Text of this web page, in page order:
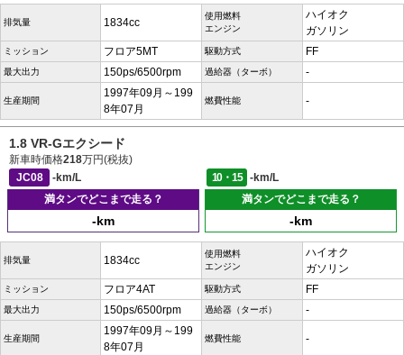
排気量 1834cc
使用燃料
エンジン
ハイオク
ガソリン
ミッション フロア5MT 駆動方式 FF
最大出力 150ps/6500rpm 過給器（ターボ） -
生産期間
1997年09月～199
8年07月
燃費性能 -
1.8 VR-Gエクシード
新車時価格218万円(税抜)
JC08
-km/L 10・15
-km/L
満タンでどこまで走る？
-km
満タンでどこまで走る？
-km
排気量 1834cc
使用燃料
エンジン
ハイオク
ガソリン
ミッション フロア4AT 駆動方式 FF
最大出力 150ps/6500rpm 過給器（ターボ） -
生産期間
1997年09月～199
8年07月
燃費性能 -